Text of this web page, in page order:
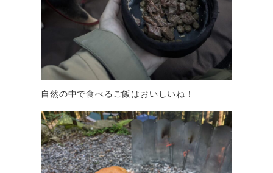
自然の中で食べるご飯はおいしいね！